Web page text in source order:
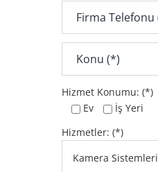
Hizmet Konumu: (*)
Ev
İş Yeri
Hizmetler: (*)
Kamera Sistemleri